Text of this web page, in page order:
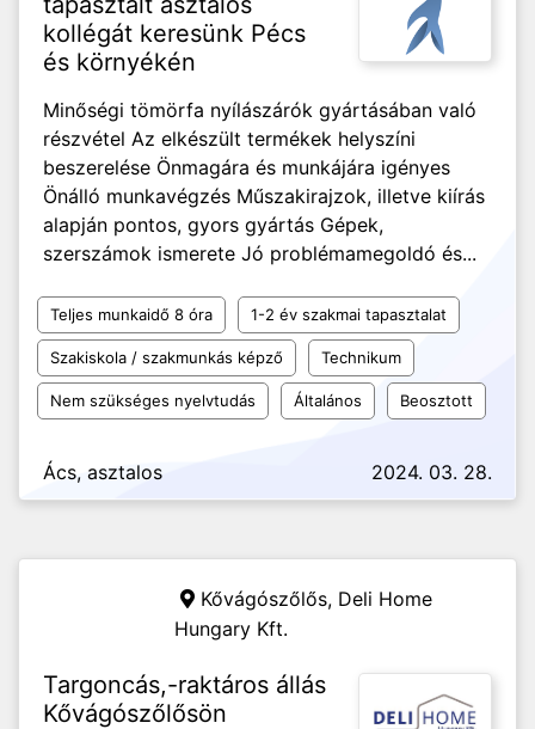
kollégát keresünk Pécs
és környékén
Minőségi tömörfa nyílászárók gyártásában való
részvétel Az elkészült termékek helyszíni
beszerelése Önmagára és munkájára igényes
Önálló munkavégzés Műszakirajzok, illetve kiírás
alapján pontos, gyors gyártás Gépek,
szerszámok ismerete Jó problémamegoldó és...
Teljes munkaidő 8 óra 1-2 év szakmai tapasztalat
Szakiskola / szakmunkás képző Technikum
Nem szükséges nyelvtudás Általános Beosztott
Ács, asztalos 2024. 03. 28.
Kővágószőlős, Deli Home
Hungary Kft.
Targoncás,-raktáros állás
Kővágószőlősön